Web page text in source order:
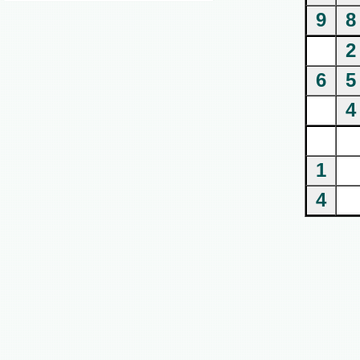
9
8
2
6
5
4
1
4